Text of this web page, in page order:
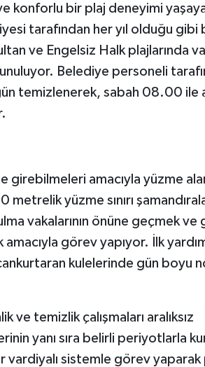
konforlu bir plaj deneyimi
tarafından her yıl olduğu gibi
ve Engelsiz Halk plajlarında
Belediye personeli
temizlenerek, sabah 08.00 ile
girebilmeleri amacıyla yüzme
yüzme sınırı
vakalarının önüne geçmek ve
görev yapıyor. İlk
kulelerinde gün boyu
ve temizlik çalışmaları aralıksız
yanı sıra belirli periyotlarla
vardiyalı sistemle görev yaparak